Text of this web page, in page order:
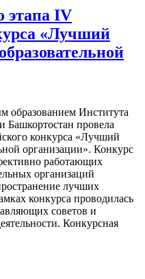
этапа IV
«Лучший
образованием Института
Башкортостан провела
конкурса «Лучший
организации». Конкурс
работающих
организаций
лучших
конкурса проводилась
советов и
Конкурсная